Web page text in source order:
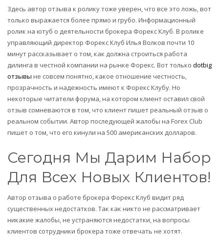
Здесь автор отзыва к ролику тоже уверен, что все это ложь, вот
только выражается более прямо и грубо. Информационный
ролик на ютуб о деятельности брокера Форекс Клуб. В ролике
управляющий директор Форекс Клуб Илья Волков почти 10
минут рассказывает о том, как должна строиться работа
дилинга в честной компании на рынке Форекс. Вот только dotbig
отзывы не совсем понятно, какое отношение честность,
прозрачность и надежность имеют к Форекс Клубу. Но
некоторые читатели форума, на котором клиент оставил свой
отзыв сомневаются в том, что клиент пишет реальный отзыв о
реальном событии. Автор последующей жалобы на Forex Club
пишет о том, что его кинули на 500 американских долларов.
Сегодня Мы Дарим Набор
Для Всех Новых Клиентов!
Автор отзыва о работе брокера Форекс Клуб видит ряд
существенных недостатков. Так как никто не рассматривает
никакие жалобы, не устраняются недостатки, на вопросы
клиентов сотрудники брокера тоже отвечать не хотят.